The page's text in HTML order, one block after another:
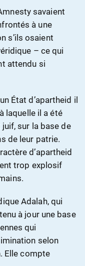
savaient
à une
s’ils osaient
– ce qui
attendu si
État d’apartheid il
laquelle il a été
sur la base de
de leur patrie.
d’apartheid
trop explosif
Adalah, qui
à jour une base
qui
selon
Elle compte